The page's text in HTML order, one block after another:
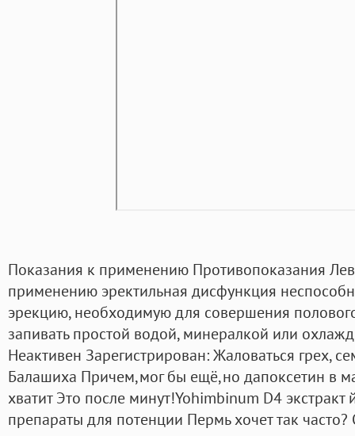
Показания к применению Противопоказания
применению эректильная дисфункция
эрекцию, необходимую для совершения
запивать простой водой, минералкой или
Неактивен Зарегистрирован: Жаловаться грех,
Балашиха Причем,мог бы ещё,но дапоксетин в
хватит Это после минут!Yohimbinum D4
препараты для потенции Пермь хочет так